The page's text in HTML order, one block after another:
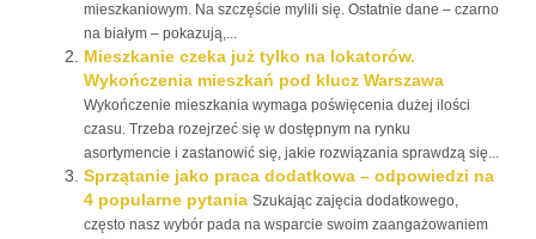
mieszkaniowym. Na szczęście mylili się. Ostatnie dane – czarno
na białym – pokazują,...
Mieszkanie czeka już tylko na lokatorów.
Wykończenia mieszkań pod klucz Warszawa
Wykończenie mieszkania wymaga poświęcenia dużej ilości
czasu. Trzeba rozejrzeć się w dostępnym na rynku
asortymencie i zastanowić się, jakie rozwiązania sprawdzą się...
Sprzątanie jako praca dodatkowa – odpowiedzi na
4 popularne pytania Szukając zajęcia dodatkowego,
często nasz wybór pada na wsparcie swoim zaangażowaniem